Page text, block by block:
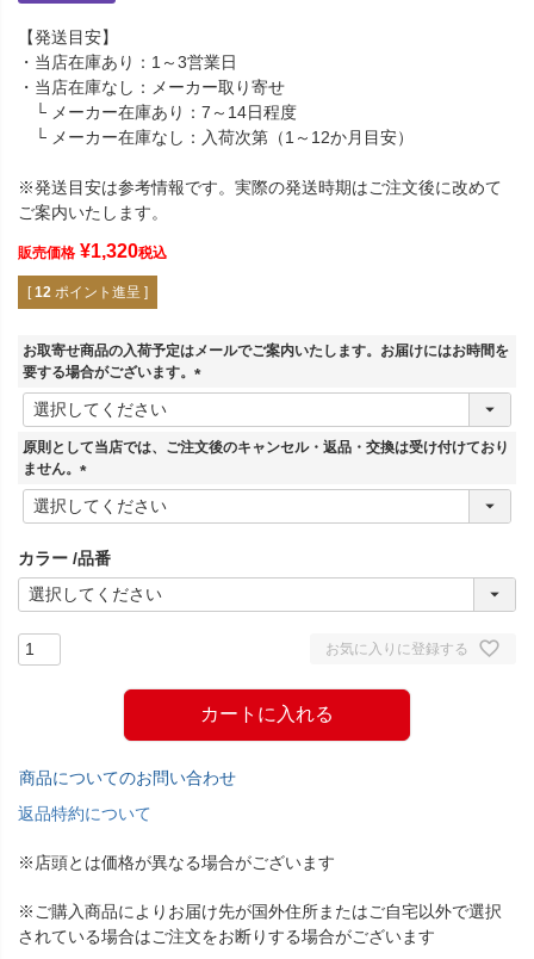
【発送目安】
・当店在庫あり：1～3営業日
・当店在庫なし：メーカー取り寄せ
└ メーカー在庫あり：7～14日程度
└ メーカー在庫なし：入荷次第（1～12か月目安）
※発送目安は参考情報です。実際の発送時期はご注文後に改めて
ご案内いたします。
販売価格 ¥1,320税込
[ 12 ポイント進呈 ]
お取寄せ商品の入荷予定はメールでご案内いたします。お届けにはお時間を
要する場合がございます。
(
須
原則として当店では、ご注文後のキャンセル・返品・交換は受け付けており
ません。
(
必
)
カラー 品番
お気に入りに登録する
カートに入れる
商品についてのお問い合わせ
返品特約について
※店頭とは価格が異なる場合がございます
※ご購入商品によりお届け先が国外住所またはご自宅以外で選択
されている場合はご注文をお断りする場合がございます